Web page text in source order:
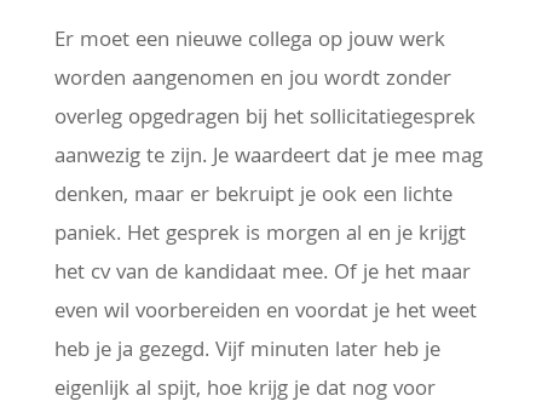
Er moet een nieuwe collega op jouw werk
worden aangenomen en jou wordt zonder
overleg opgedragen bij het sollicitatiegesprek
aanwezig te zijn. Je waardeert dat je mee mag
denken, maar er bekruipt je ook een lichte
paniek. Het gesprek is morgen al en je krijgt
het cv van de kandidaat mee. Of je het maar
even wil voorbereiden en voordat je het weet
heb je ja gezegd. Vijf minuten later heb je
eigenlijk al spijt, hoe krijg je dat nog voor